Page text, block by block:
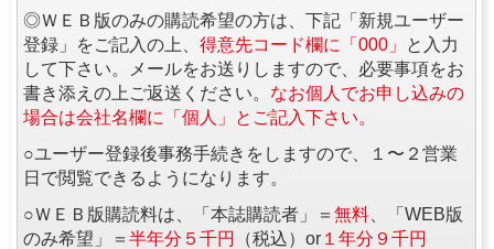
◎ＷＥＢ版のみの購読希望の方は、下記「新規ユーザー
登録」をご記入の上、 得意先コード欄に「000」
と入力
して下さい。メールをお送りしますので、必要事項をお
書き添えの上ご返送ください。 なお個人でお申し込みの
場合は会社名欄に「個人」とご記入下さい。
○ユーザー登録後事務手続きをしますので、１〜２営業
日で閲覧できるようになります。
○ＷＥＢ版購読料は、「本誌購読者」＝ 無料 、「WEB版
のみ希望」＝ 半年分５千円 （税込）or １年分９千円